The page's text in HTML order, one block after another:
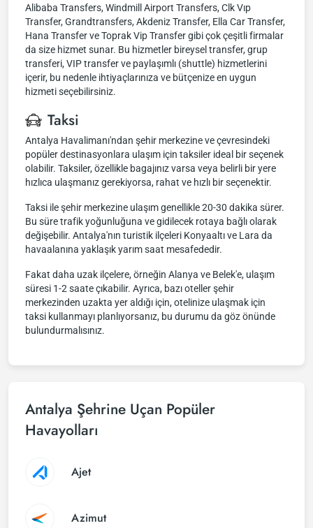
Alibaba Transfers, Windmill Airport Transfers, Clk Vıp
Transfer, Grandtransfers, Akdeniz Transfer, Ella Car Transfer,
Hana Transfer ve Toprak Vip Transfer gibi çok çeşitli firmalar
da size hizmet sunar. Bu hizmetler bireysel transfer, grup
transferi, VIP transfer ve paylaşımlı (shuttle) hizmetlerini
içerir, bu nedenle ihtiyaçlarınıza ve bütçenize en uygun
hizmeti seçebilirsiniz.
Taksi
Antalya Havalimanı'ndan şehir merkezine ve çevresindeki
popüler destinasyonlara ulaşım için taksiler ideal bir seçenek
olabilir. Taksiler, özellikle bagajınız varsa veya belirli bir yere
hızlıca ulaşmanız gerekiyorsa, rahat ve hızlı bir seçenektir.
Taksi ile şehir merkezine ulaşım genellikle 20-30 dakika sürer.
Bu süre trafik yoğunluğuna ve gidilecek rotaya bağlı olarak
değişebilir. Antalya'nın turistik ilçeleri Konyaaltı ve Lara da
havaalanına yaklaşık yarım saat mesafededir.
Fakat daha uzak ilçelere, örneğin Alanya ve Belek'e, ulaşım
süresi 1-2 saate çıkabilir. Ayrıca, bazı oteller şehir
merkezinden uzakta yer aldığı için, otelinize ulaşmak için
taksi kullanmayı planlıyorsanız, bu durumu da göz önünde
bulundurmalısınız.
Antalya Şehrine Uçan Popüler
Havayolları
Ajet
Azimut